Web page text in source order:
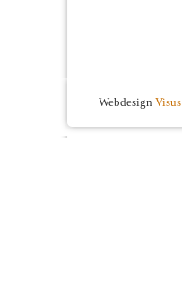
Webdesign Visus